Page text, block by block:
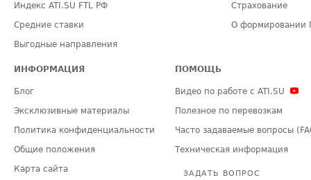
Индекс ATI.SU FTL РФ
Средние ставки
Выгодные направления
Страхование
О формировании
ИНФОРМАЦИЯ
Блог
Эксклюзивные материалы
Политика конфиденциальности
Общие положения
Карта сайта
ПОМОЩЬ
Видео по работе с ATI.SU
Полезное по перевозкам
Часто задаваемые вопросы
Техническая информация
ЗАДАТЬ ВОПРОС